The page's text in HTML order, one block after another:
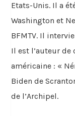
Etats-Unis. Il a
Washington et
BFMTV. Il
Il est l’auteur
américaine : «
Biden de
de l’Archipel.